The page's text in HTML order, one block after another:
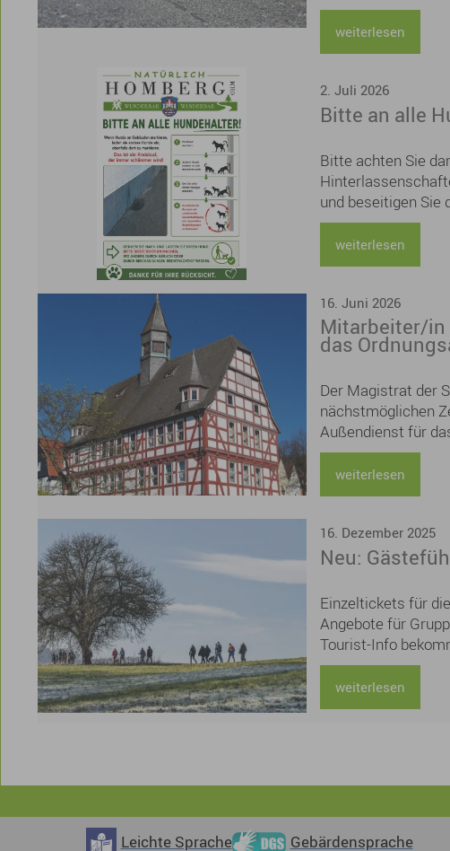
weiterlesen
2. Juli 2026
Bitte an alle
Bitte achten Sie
und beseitigen
Beitrag zu einem
Wohl aller.
weiterlesen
16. Juni 2026
Mitarbeiter/in
das
Der Magistrat der
nächstmöglichen
Außendienst für
zunächst befristet
die tarifliche
Stelle ist
weiterlesen
16. Dezember 2025
Neu:
Einzeltickets für
Angebote für
Tourist-Info
schnell online auf
suchen noch ein
Schenken Sie doch
weiterlesen
Leichte Sprache Gebärdensprache